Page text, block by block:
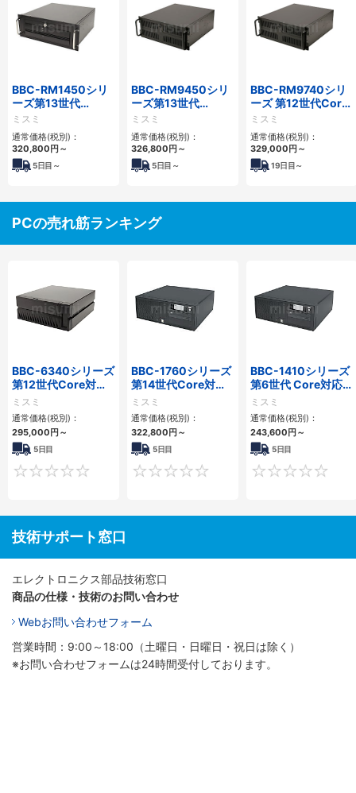
BBC-RM1450シリ
ーズ第13世代
Core・12世代
Celeron対応ラック
マウント4PCIe
ミスミ
通常価格(税別)：
320,800円～
5日目～
BBC-RM9450シリ
ーズ第13世代
Core・12世代
Celeron対応ラック
マウント4PCIe
ミスミ
通常価格(税別)：
326,800円～
5日目～
BBC-RM9740シリ
ーズ 第12世代Core
対応ラックマウント
FAPC4PCI・3PCIe
ミスミ
通常価格(税別)：
329,000円～
19日目～
PCの売れ筋ランキング
BBC-6340シリーズ
第12世代Core対応
小型フロアマウント
PC2PCI/2PCIe
ミスミ
通常価格(税別)：
295,000円～
5日目
0
BBC-1760シリーズ
第14世代Core対応
小型フロアマウント
3PCIe
ミスミ
通常価格(税別)：
322,800円～
5日目
0
BBC-1410シリーズ
第6世代 Core対応フ
ロアマウントFAPC
3PCI・3PCIe
ミスミ
通常価格(税別)：
243,600円～
5日目
技術サポート窓口
エレクトロニクス部品技術窓口
商品の仕様・技術のお問い合わせ
Webお問い合わせフォーム
営業時間：9:00～18:00（土曜日・日曜日・祝日は除く）
※お問い合わせフォームは24時間受付しております。